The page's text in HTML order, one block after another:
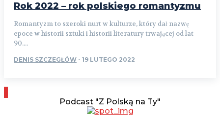
Rok 2022 – rok polskiego romantyzmu
Romantyzm to szeroki nurt w kulturze, który dał nazwę
epoce w historii sztuki i historii literatury trwającej od lat
90....
DENIS SZCZEGŁÓW - 19 LUTEGO 2022
Podcast "Z Polską na Ty"